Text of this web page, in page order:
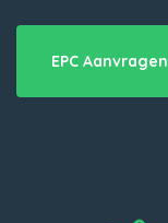
EPC Aanvragen